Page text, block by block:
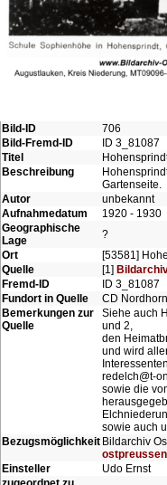
Bild-ID
706
Bild-Fremd-ID
ID 3_81087
Titel
Beschreibung
Gartenseite.
Autor
unbekannt
Aufnahmedatum
1920 - 1930
Geographische
Lage
?
Ort
[53581]
Quelle
[1]
Fremd-ID
ID 3_81087
Fundort in Quelle
CD Nordhorn
Bemerkungen zur
Quelle
Siehe auch
und 2,
den
und wird
redelch@t-
sowie die
sowie auch
Bezugsmöglichkeit Bildarchiv
Einsteller
Udo Ernst